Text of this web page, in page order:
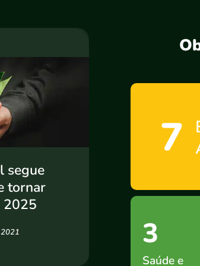
segue
tornar
2025
2021
7
3
Saúde e